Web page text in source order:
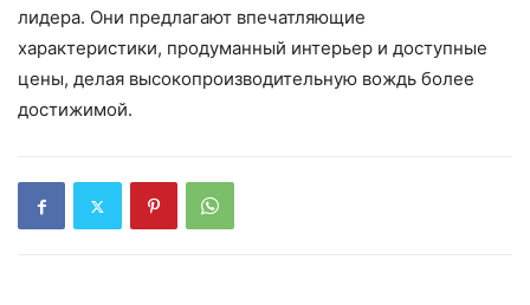
лидера. Они предлагают впечатляющие
характеристики, продуманный интерьер и доступные
цены, делая высокопроизводительную вождь более
достижимой.